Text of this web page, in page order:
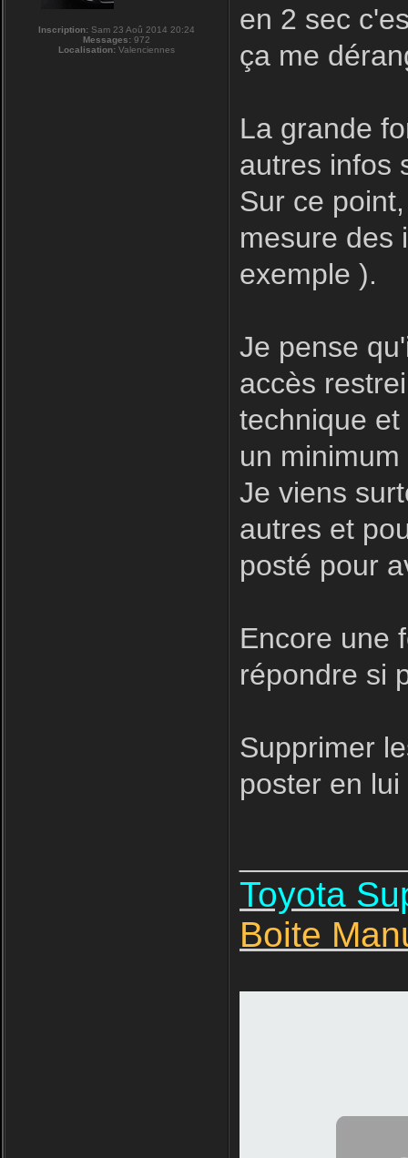
Inscription: Sam 23 Aoû 2014 20:24
Messages: 972
Localisation: Valenciennes
en 2 sec
ça me
La grande
autres infos
Sur ce
mesure des
exemple ).
Je pense
accès
technique
un
Je viens
autres et
posté pour
Encore une
répondre si
Supprimer
poster en
Toyota
Boite